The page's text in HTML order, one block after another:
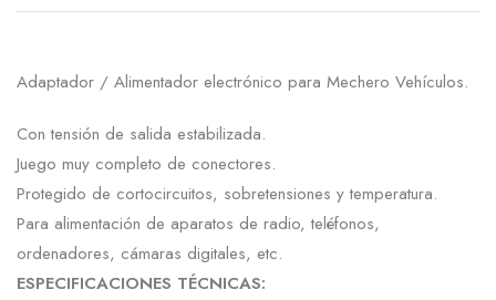
Adaptador / Alimentador electrónico para Mechero Vehículos.
Con tensión de salida estabilizada.
Juego muy completo de conectores.
Protegido de cortocircuitos, sobretensiones y temperatura.
Para alimentación de aparatos de radio, teléfonos,
ordenadores, cámaras digitales, etc.
ESPECIFICACIONES TÉCNICAS: